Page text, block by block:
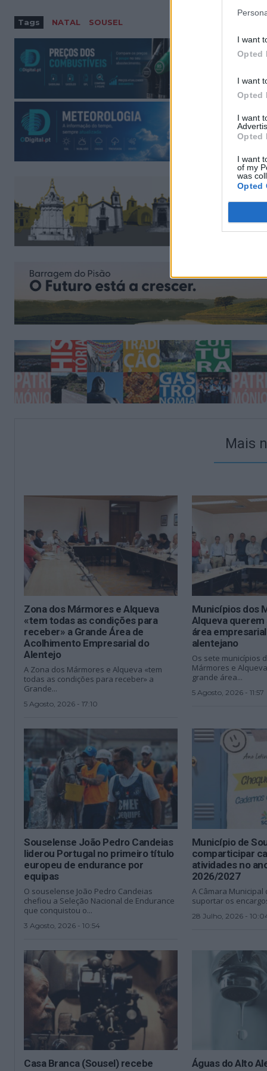
I want
Opted
I want
Opted
I want
Opted
I want
of my
was
Opted
Tags NATAL SOUSEL
Mais
Zona dos Mármores e Alqueva
«tem todas as condições para
receber» a Grande Área de
Acolhimento Empresarial do
Alentejo
A Zona dos Mármores e Alqueva «tem
todas as condições para receber» a
Grande...
5 Agosto, 2026 - 17:10
Municípios dos
Alqueva
área
alentejano
Os sete municípios
Mármores e
grande área...
5 Agosto, 2026 - 11:57
Souselense João Pedro Candeias
liderou Portugal no primeiro título
europeu de endurance por
equipas
O souselense João Pedro Candeias
chefiou a Seleção Nacional de Endurance
que conquistou o...
3 Agosto, 2026 - 10:54
Município de
comparticipar
atividades no
2026/2027
A Câmara
suportar os
28 Julho, 2026 -
Casa Branca (Sousel) recebe
Águas do Alto